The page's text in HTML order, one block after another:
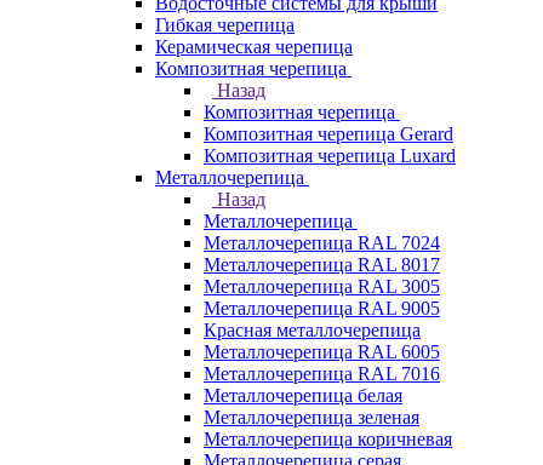
Гибкая черепица
Керамическая черепица
Композитная черепица
Назад
Композитная черепица
Композитная черепица Gerard
Композитная черепица Luxard
Металлочерепица
Назад
Металлочерепица
Металлочерепица RAL 7024
Металлочерепица RAL 8017
Металлочерепица RAL 3005
Металлочерепица RAL 9005
Красная металлочерепица
Металлочерепица RAL 6005
Металлочерепица RAL 7016
Металлочерепица белая
Металлочерепица зеленая
Металлочерепица коричневая
Металлочерепица серая